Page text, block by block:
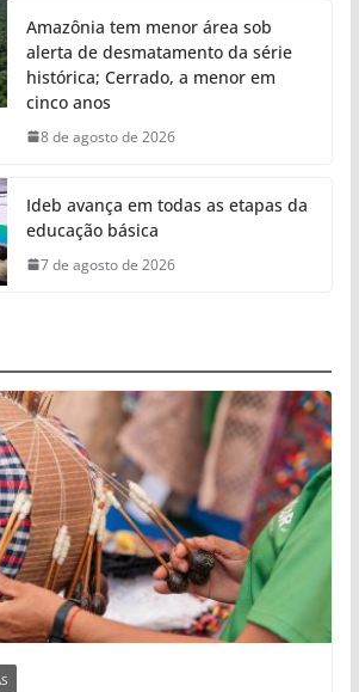
Amazônia tem menor área sob
alerta de desmatamento da série
histórica; Cerrado, a menor em
cinco anos
8 de agosto de 2026
Ideb avança em todas as etapas da
educação básica
7 de agosto de 2026